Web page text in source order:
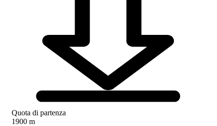
Quota di partenza
1900 m